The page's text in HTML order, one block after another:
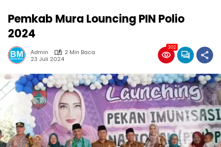
Pemkab Mura Louncing PIN Polio
2024
Admin
2 Min Baca
23 Juli 2024
302